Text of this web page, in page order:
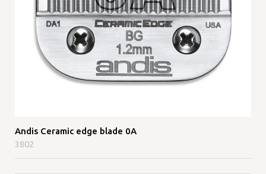
Andis Ceramic edge blade 0A
3802